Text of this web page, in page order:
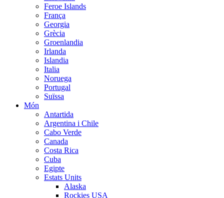
Feroe Islands
França
Georgia
Grècia
Groenlandia
Irlanda
Islandia
Italia
Noruega
Portugal
Suïssa
Món
Antartida
Argentina i Chile
Cabo Verde
Canada
Costa Rica
Cuba
Egipte
Estats Units
Alaska
Rockies USA